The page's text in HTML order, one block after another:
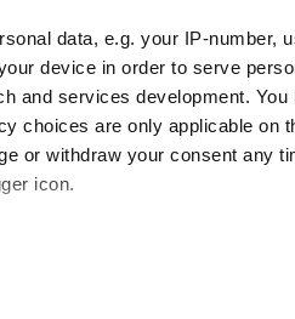
data, e.g. your IP-number,
device in order to serve
and services development.
choices are only applicable on
or withdraw your consent any
icon.
for specific characteristics